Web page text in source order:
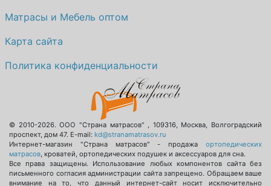
Матрасы и Мебель оптом
Карта сайта
Политика конфиденциальности
© 2010-2026.ООО "Страна матрасов" , 109316, Москва, Волгоградский
проспект, дом 47. E-mail: kd@stranamatrasov.ru
Интернет-магазин "Страна матрасов" - продажа ортопедических
матрасов, кроватей, ортопедических подушек и аксессуаров для сна.
Все права защищены. Использование любых компонентов сайта без
письменного согласия администрации сайта запрещено. Обращаем ваше
внимание на то, что данный интернет-сайт носит исключительно